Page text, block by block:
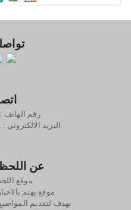
رقم الهاتف : 0789501501
: البريد الالكتروني
عن
موقع
موقع يهتم
نهدف لتقديم